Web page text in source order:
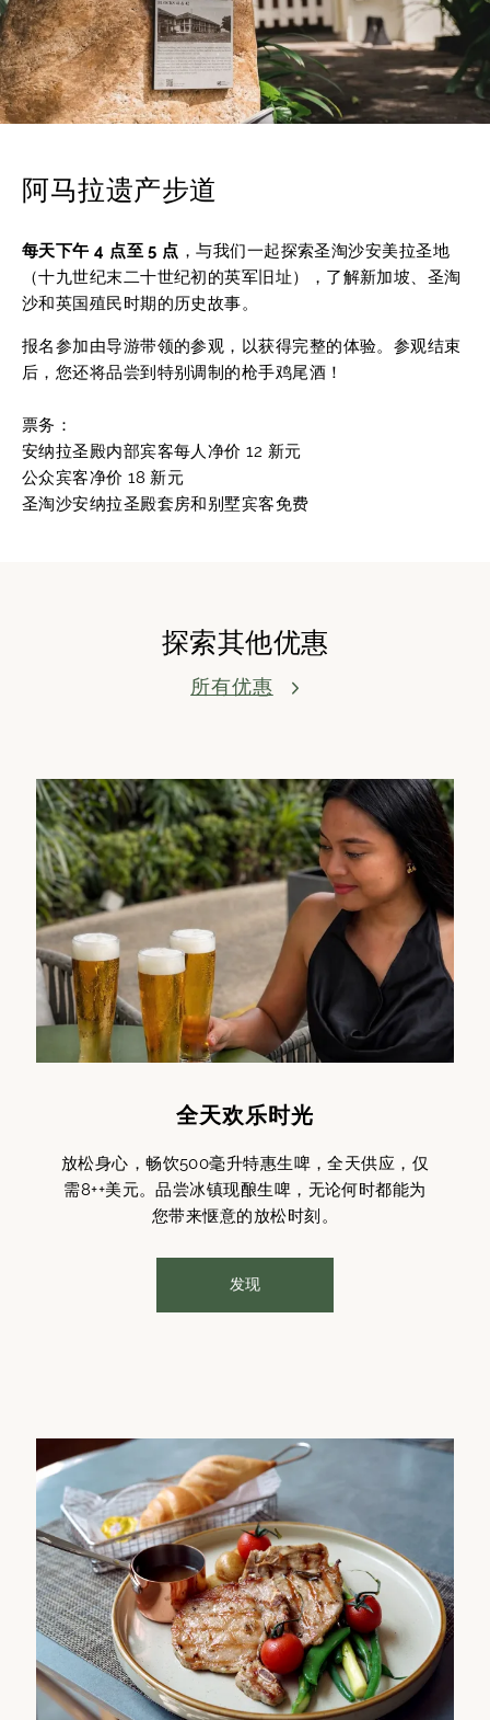
阿马拉遗产步道
每天下午 4 点至 5 点 ，与我们一起探索圣淘沙安美拉圣地
（十九世纪末二十世纪初的英军旧址），了解新加坡、圣淘
沙和英国殖民时期的历史故事。
报名参加由导游带领的参观，以获得完整的体验。参观结束
后，您还将品尝到特别调制的枪手鸡尾酒！
票务：
安纳拉圣殿内部宾客每人净价 12 新元
公众宾客净价 18 新元
圣淘沙安纳拉圣殿套房和别墅宾客免费
探索其他优惠
所有优惠
全天欢乐时光
放松身心，畅饮500毫升特惠生啤，全天供应，仅
需8++美元。品尝冰镇现酿生啤，无论何时都能为
您带来惬意的放松时刻。
发现